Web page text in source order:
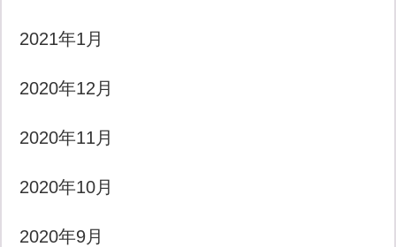
2021年1月
2020年12月
2020年11月
2020年10月
2020年9月